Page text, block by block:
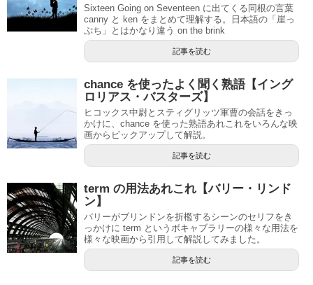
Sixteen Going on Seventeen に出てくる同根の言葉
canny と ken をまとめて理解する。日本語の「崖っ
ぷち」とはかなり違う on the brink
記事を読む
chance を使ったよく聞く熟語【イング
ロリアス・バスターズ】
ヒコックス中尉とスティグリッツ軍曹の会話をきっ
かけに、chance を使った熟語あれこれをいろんな映
画からピックアップして解説。
記事を読む
term の用法あれこれ【バリー・リンド
ン】
バリーがブリンドンを折檻するシーンのセリフをき
っかけに term というボキャブラリーの様々な用法を
様々な映画から引用して解説してみました。
記事を読む